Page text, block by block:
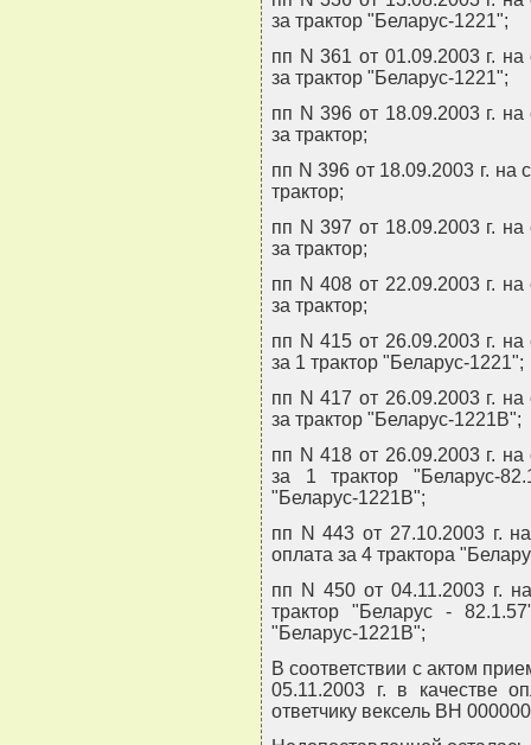
за трактор "Беларус-1221";
пп N 361 от 01.09.2003 г.
за трактор "Беларус-1221";
пп N 396 от 18.09.2003 г.
за трактор;
пп N 396 от 18.09.2003 г. на
трактор;
пп N 397 от 18.09.2003 г.
за трактор;
пп N 408 от 22.09.2003 г.
за трактор;
пп N 415 от 26.09.2003 г.
за 1 трактор "Беларус-1221";
пп N 417 от 26.09.2003 г.
за трактор "Беларус-1221В";
пп N 418 от 26.09.2003 г.
за 1 трактор "Беларус-
"Беларус-1221В";
пп N 443 от 27.10.2003 г.
оплата за 4 трактора
пп N 450 от 04.11.2003 г.
трактор "Беларус -
"Беларус-1221В";
В соответствии с актом
05.11.2003 г. в качестве
ответчику вексель ВН